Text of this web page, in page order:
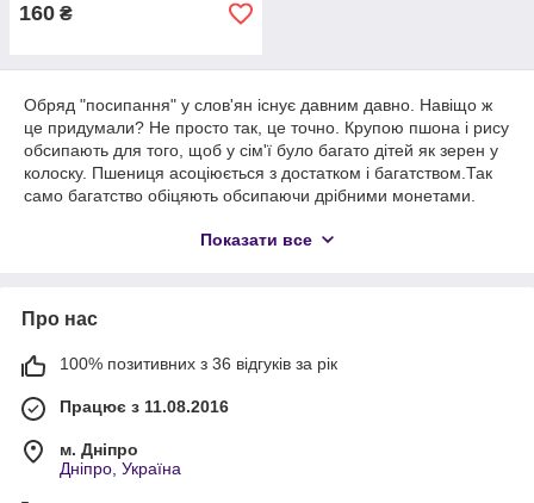
160 ₴
Обряд "посипання" у слов'ян існує давним давно. Навіщо ж
це придумали? Не просто так, це точно. Крупою пшона і рису
обсипають для того, щоб у сім'ї було багато дітей як зерен у
колоску. Пшениця асоціюється з достатком і багатством.Так
само багатство обіцяють обсипаючи дрібними монетами.
блискітками, квітами і обсипають пелюстками, бажаючи
Показати все
Про нас
100% позитивних з 36 відгуків за рік
Працює з 11.08.2016
м. Дніпро
Дніпро, Україна